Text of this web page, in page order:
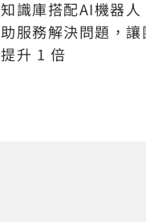
知識庫搭配AI機器人
助服務解決問題，
提升 1 倍